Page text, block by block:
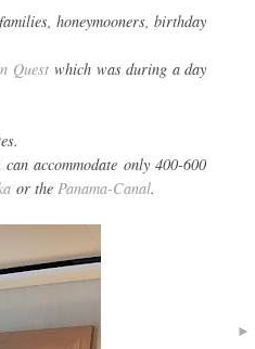
honeymooners, birthday
Questwhich was during a day
accommodate only 400-600
or the Panama-Canal.
►